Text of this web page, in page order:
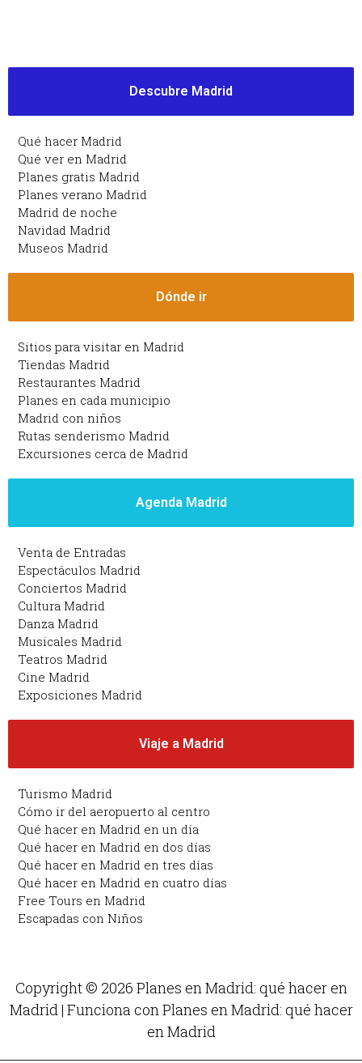
Descubre Madrid
Qué hacer Madrid
Qué ver en Madrid
Planes gratis Madrid
Planes verano Madrid
Madrid de noche
Navidad Madrid
Museos Madrid
Dónde ir
Sitios para visitar en Madrid
Tiendas Madrid
Restaurantes Madrid
Planes en cada municipio
Madrid con niños
Rutas senderismo Madrid
Excursiones cerca de Madrid
Agenda Madrid
Venta de Entradas
Espectáculos Madrid
Conciertos Madrid
Cultura Madrid
Danza Madrid
Musicales Madrid
Teatros Madrid
Cine Madrid
Exposiciones Madrid
Viaje a Madrid
Turismo Madrid
Cómo ir del aeropuerto al centro
Qué hacer en Madrid en un día
Qué hacer en Madrid en dos días
Qué hacer en Madrid en tres días
Qué hacer en Madrid en cuatro días
Free Tours en Madrid
Escapadas con Niños
Copyright © 2026 Planes en Madrid: qué hacer en
Madrid | Funciona con Planes en Madrid: qué hacer
en Madrid